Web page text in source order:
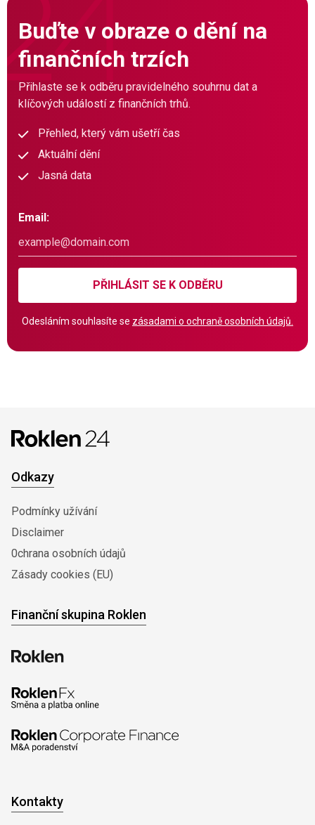
Buďte v obraze o dění na
finančních trzích
Přihlaste se k odběru pravidelného souhrnu dat a
klíčových událostí z finančních trhů.
Přehled, který vám ušetří čas
Aktuální dění
Jasná data
Email:
PŘIHLÁSIT SE K ODBĚRU
Odesláním souhlasíte se zásadami o ochraně osobních údajů.
Odkazy
Podmínky užívání
Disclaimer
0chrana osobních údajů
Zásady cookies (EU)
Finanční skupina Roklen
Kontakty